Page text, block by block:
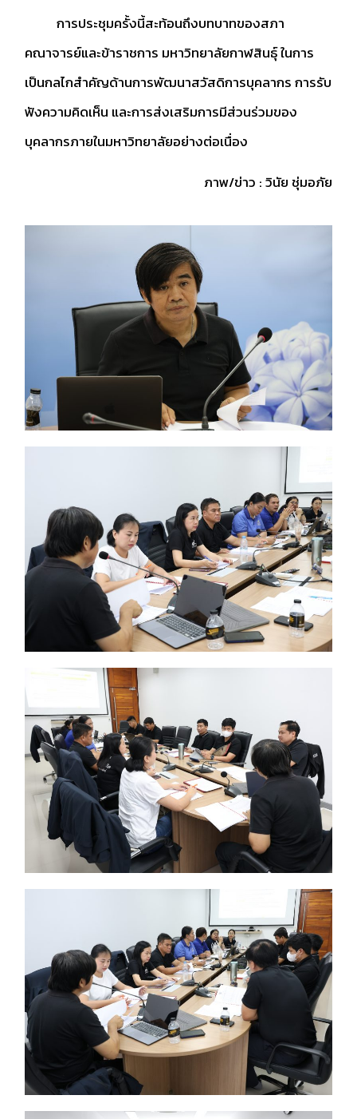
การประชุมครั้งนี้สะท้อนถึงบทบาทของสภา
คณาจารย์และข้าราชการ มหาวิทยาลัยกาฬสินธุ์ ในการ
เป็นกลไกสำคัญด้านการพัฒนาสวัสดิการบุคลากร การรับ
ฟังความคิดเห็น และการส่งเสริมการมีส่วนร่วมของ
บุคลากรภายในมหาวิทยาลัยอย่างต่อเนื่อง
ภาพ/ข่าว : วินัย ชุ่มอภัย